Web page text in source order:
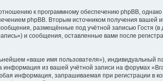
к программному обеспечению phpBB, однако
phpBB. Вторым источником получения
размещённые под учётной записью Гостя
и сообщения, оставленные вами после
«ваше имя пользователя»), индивидуальный
из вашей учётной записи на форумах
информация, запрашиваемая при регистрации в